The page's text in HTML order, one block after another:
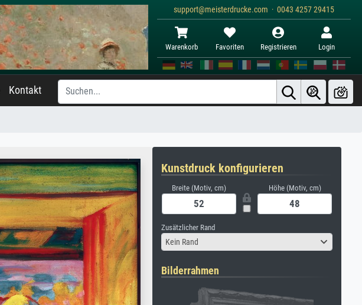
support@meisterdrucke.com · 0043 4257 29415
Warenkorb Favoriten Registrieren Login
Kontakt
Kunstdruck konfigurieren
Breite (Motiv, cm) Höhe (Motiv, cm)
Zusätzlicher Rand
Kein Rand
Bilderrahmen